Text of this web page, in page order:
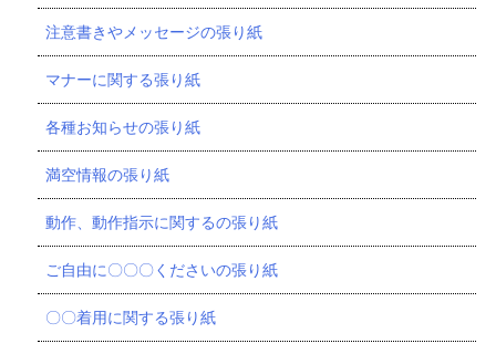
注意書きやメッセージの張り紙
マナーに関する張り紙
各種お知らせの張り紙
満空情報の張り紙
動作、動作指示に関するの張り紙
ご自由に〇〇〇くださいの張り紙
〇〇着用に関する張り紙